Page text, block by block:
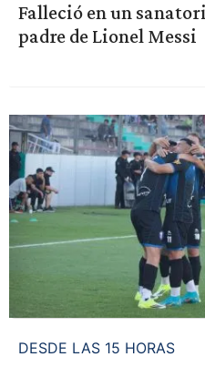
Falleció en un
padre de Lionel Messi
DESDE LAS 15 HORAS